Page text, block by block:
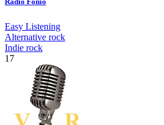
Easy Listening
Alternative rock
Indie rock
17